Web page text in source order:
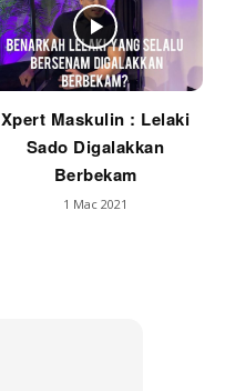
Xpert Maskulin : Lelaki
Sado Digalakkan
Berbekam
1 Mac 2021